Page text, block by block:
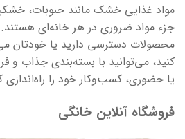
مواد غذایی خشک مانند حبوبات،
جزء مواد ضروری در هر خانه‌ای هستند.
محصولات دسترسی دارید یا خودتان
کنید، می‌توانید با بسته‌بندی جذاب و
یا حضوری، کسب‌وکار خود را راه‌اندازی
فروشگاه آنلاین خانگی